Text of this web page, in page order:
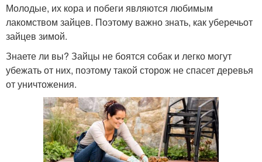
Молодые, их кора и побеги являются любимым
лакомством зайцев. Поэтому важно знать, как уберечьот
зайцев зимой.
Знаете ли вы? Зайцы не боятся собак и легко могут
убежать от них, поэтому такой сторож не спасет деревья
от уничтожения.